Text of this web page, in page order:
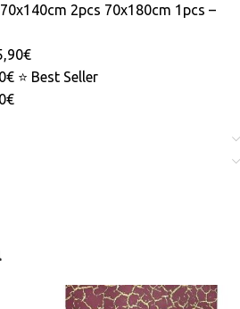
2pcs 70x180cm 1pcs –
⭐ Best Seller